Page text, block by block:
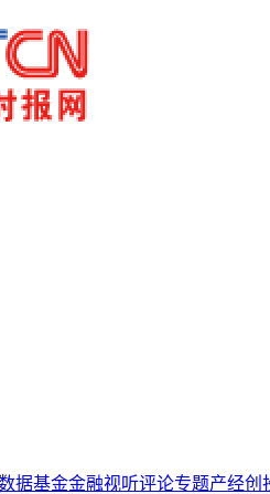
据基金金融视听评论专题产经创